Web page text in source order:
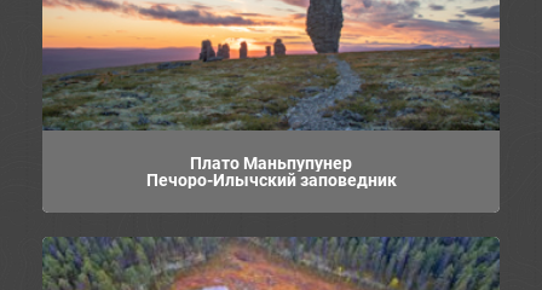
Плато Маньпупунер
Печоро-Илычский заповедник